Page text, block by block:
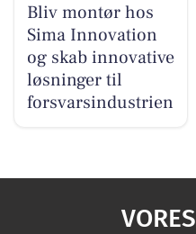
Bliv montør hos
Sima Innovation
og skab innovative
løsninger til
forsvarsindustrien
VORES